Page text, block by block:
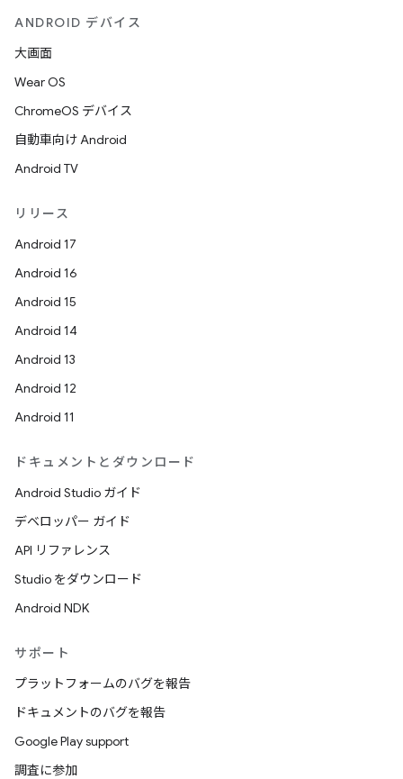
ANDROID デバイス
大画面
Wear OS
ChromeOS デバイス
自動車向け Android
Android TV
リリース
Android 17
Android 16
Android 15
Android 14
Android 13
Android 12
Android 11
ドキュメントとダウンロード
Android Studio ガイド
デベロッパー ガイド
API リファレンス
Studio をダウンロード
Android NDK
サポート
プラットフォームのバグを報告
ドキュメントのバグを報告
Google Play support
調査に参加